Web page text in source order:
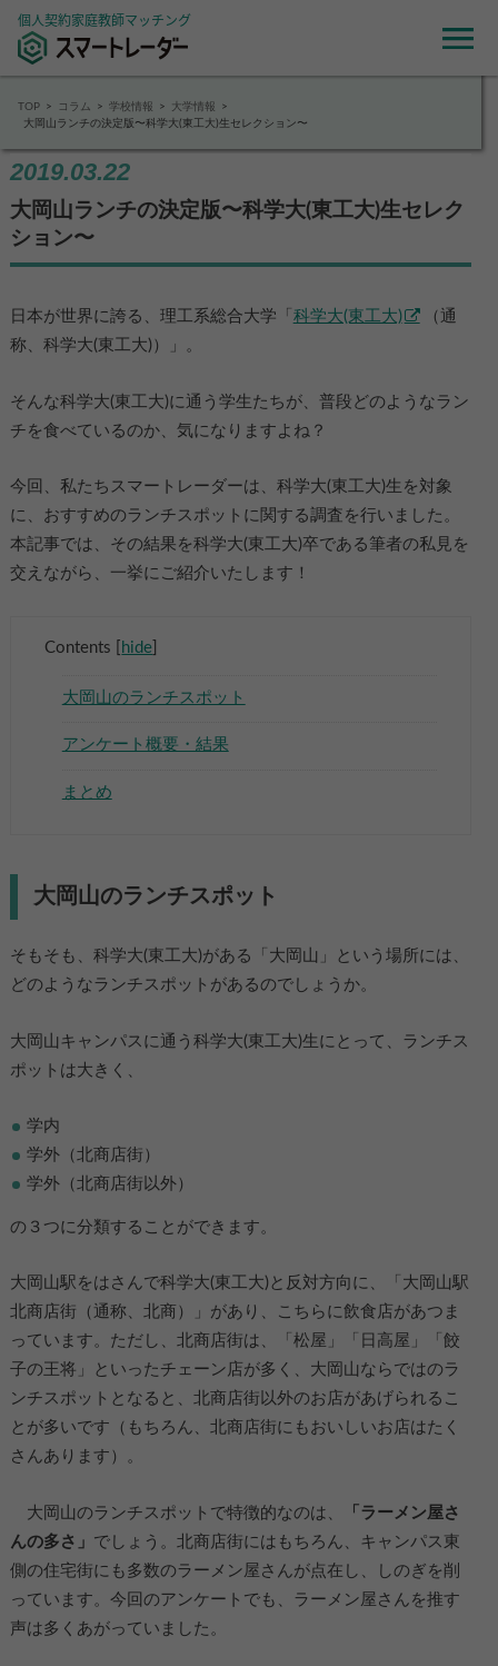
個人契約家庭教師マッチング
TOP コラム 学校情報
大学情報
大岡山ランチの決定版〜科学大(東工大)生セレクション〜
2019.03.22
大岡山ランチの決定版〜科学大(東工大)生セレク
ション〜
日本が世界に誇る、理工系総合大学「 科学大(東工大)
（通
称、科学大(東工大)）」。
そんな科学大(東工大)に通う学生たちが、普段どのようなラン
チを食べているのか、気になりますよね？
今回、私たちスマートレーダーは、科学大(東工大)生を対象
に、おすすめのランチスポットに関する調査を行いました。
本記事では、その結果を科学大(東工大)卒である筆者の私見を
交えながら、一挙にご紹介いたします！
Contents hide
大岡山のランチスポット
アンケート概要・結果
まとめ
大岡山のランチスポット
そもそも、科学大(東工大)がある「大岡山」という場所には、
どのようなランチスポットがあるのでしょうか。
大岡山キャンパスに通う科学大(東工大)生にとって、ランチス
ポットは大きく、
学内
学外（北商店街）
学外（北商店街以外）
の３つに分類することができます。
大岡山駅をはさんで科学大(東工大)と反対方向に、「大岡山駅
北商店街（通称、北商）」があり、こちらに飲食店があつま
っています。ただし、北商店街は、「松屋」「日高屋」「餃
子の王将」といったチェーン店が多く、大岡山ならではのラ
ンチスポットとなると、北商店街以外のお店があげられるこ
とが多いです（もちろん、北商店街にもおいしいお店はたく
さんあります）。
大岡山のランチスポットで特徴的なのは、
「ラーメン屋さ
んの多さ」 でしょう。北商店街にはもちろん、キャンパス東
側の住宅街にも多数のラーメン屋さんが点在し、しのぎを削
っています。今回のアンケートでも、ラーメン屋さんを推す
声は多くあがっていました。